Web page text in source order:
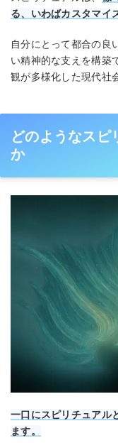
る、いわばカスタマイ
自分にとって都合の良
い精神的な支えを構築
観が多様化した現代社
どのようなスピ
か
一口にスピリチュアル
ます。